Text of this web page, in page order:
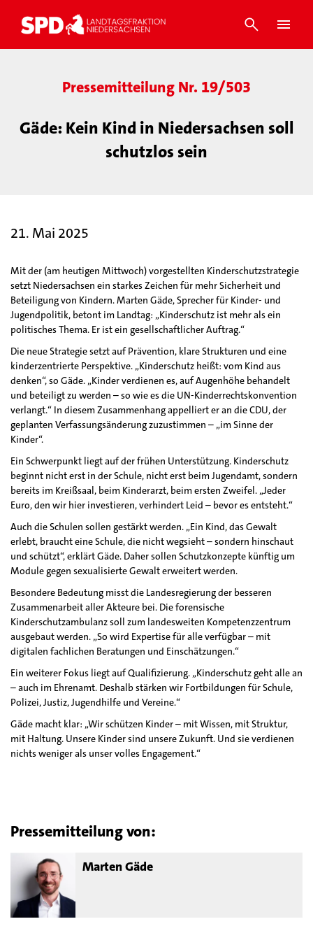
Pressemitteilung Nr. 19/503
Gäde: Kein Kind in Niedersachsen soll
schutzlos sein
21. Mai 2025
Mit der (am heutigen Mittwoch) vorgestellten Kinderschutzstrategie
setzt Niedersachsen ein starkes Zeichen für mehr Sicherheit und
Beteiligung von Kindern. Marten Gäde, Sprecher für Kinder- und
Jugendpolitik, betont im Landtag: „Kinderschutz ist mehr als ein
politisches Thema. Er ist ein gesellschaftlicher Auftrag.“
Die neue Strategie setzt auf Prävention, klare Strukturen und eine
kinderzentrierte Perspektive. „Kinderschutz heißt: vom Kind aus
denken“, so Gäde. „Kinder verdienen es, auf Augenhöhe behandelt
und beteiligt zu werden – so wie es die UN-Kinderrechtskonvention
verlangt.“ In diesem Zusammenhang appelliert er an die CDU, der
geplanten Verfassungsänderung zuzustimmen – „im Sinne der
Kinder“.
Ein Schwerpunkt liegt auf der frühen Unterstützung. Kinderschutz
beginnt nicht erst in der Schule, nicht erst beim Jugendamt, sondern
bereits im Kreißsaal, beim Kinderarzt, beim ersten Zweifel. „Jeder
Euro, den wir hier investieren, verhindert Leid – bevor es entsteht.“
Auch die Schulen sollen gestärkt werden. „Ein Kind, das Gewalt
erlebt, braucht eine Schule, die nicht wegsieht – sondern hinschaut
und schützt“, erklärt Gäde. Daher sollen Schutzkonzepte künftig um
Module gegen sexualisierte Gewalt erweitert werden.
Besondere Bedeutung misst die Landesregierung der besseren
Zusammenarbeit aller Akteure bei. Die forensische
Kinderschutzambulanz soll zum landesweiten Kompetenzzentrum
ausgebaut werden. „So wird Expertise für alle verfügbar – mit
digitalen fachlichen Beratungen und Einschätzungen.“
Ein weiterer Fokus liegt auf Qualifizierung. „Kinderschutz geht alle an
– auch im Ehrenamt. Deshalb stärken wir Fortbildungen für Schule,
Polizei, Justiz, Jugendhilfe und Vereine.“
Gäde macht klar: „Wir schützen Kinder – mit Wissen, mit Struktur,
mit Haltung. Unsere Kinder sind unsere Zukunft. Und sie verdienen
nichts weniger als unser volles Engagement.“
Pressemitteilung von:
Marten Gäde